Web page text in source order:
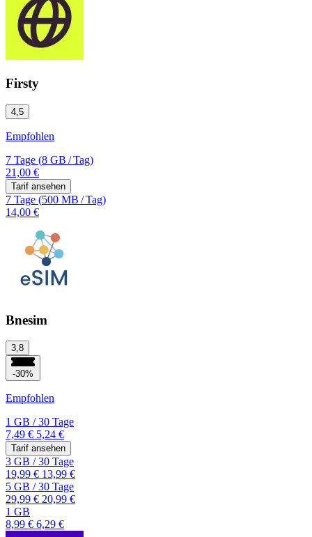
Firsty
4,5
Empfohlen
7 Tage (8 GB /Tag)
21,00 €
Tarif ansehen
7 Tage (500 MB /Tag)
14,00 €
Bnesim
3,8
-30%
Empfohlen
1 GB /30 Tage
7,49 € 5,24 €
Tarif ansehen
3 GB /30 Tage
19,99 € 13,99 €
5 GB /30 Tage
29,99 € 20,99 €
1 GB
8,99 € 6,29 €